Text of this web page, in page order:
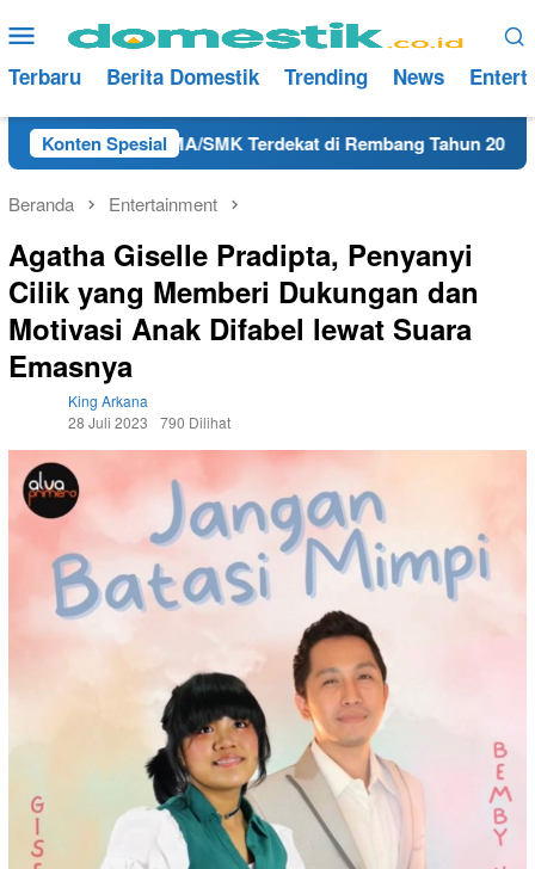
ke
konten
Menu
Mobile
Terbaru Berita Domestik Trending News
Konten Spesial
Lulusan SMA/SMK Terdekat di Rembang Tahun 2025
Beranda Entertainment
Agatha Giselle Pradipta, Penyanyi
Cilik yang Memberi Dukungan dan
Motivasi Anak Difabel lewat Suara
Emasnya
King Arkana
28 Juli 2023
790 Dilihat